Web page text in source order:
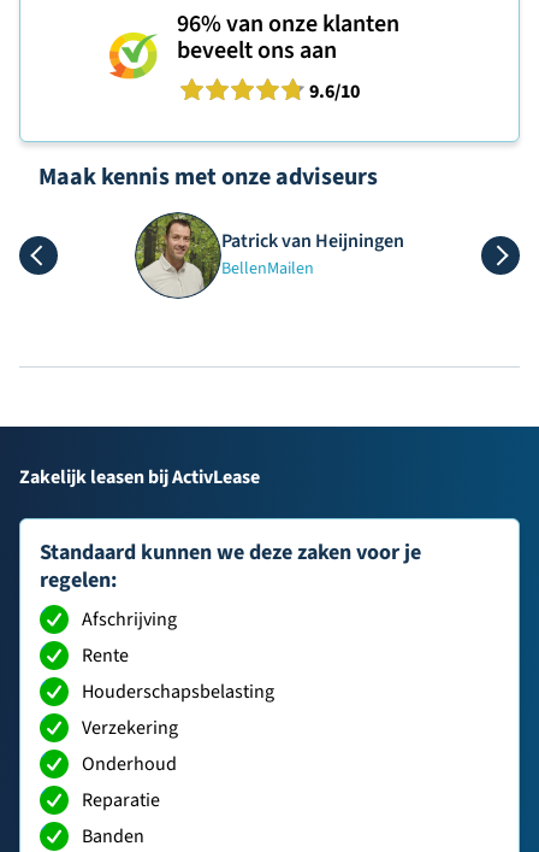
96%van onze klanten
beveelt ons aan
9.6/10
Maak kennis met onze adviseurs
Patrick van Heijningen
BellenMailen
Zakelijk leasen bij ActivLease
Standaard kunnen we deze zaken voor je
regelen:
Afschrijving
Rente
Houderschapsbelasting
Verzekering
Onderhoud
Reparatie
Banden